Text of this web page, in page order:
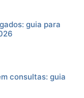
guia para
consultas: guia